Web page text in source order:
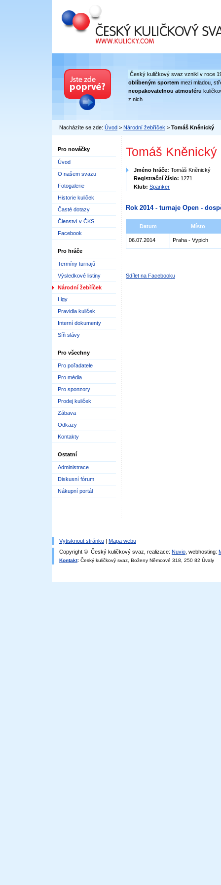
Český kuličkový svaz
Český kuličkový svaz vznikl v roce
oblíbeným sportem mezi mladou,
neopakovatelnou atmosféru
z nich.
Nacházíte se zde: Úvod > Národní žebříček > Tomáš Kněnický
Pro nováčky
Úvod
O našem svazu
Fotogalerie
Historie kuliček
Časté dotazy
Členství v ČKS
Facebook
Pro hráče
Termíny turnajů
Výsledkové listiny
Národní žebříček
Ligy
Pravidla kuliček
Interní dokumenty
Síň slávy
Pro všechny
Pro pořadatele
Pro média
Pro sponzory
Prodej kuliček
Zábava
Odkazy
Kontakty
Ostatní
Administrace
Diskusní fórum
Nákupní portál
Tomáš Kněnický
Jméno hráče: Tomáš Kněnický
Registrační číslo: 1271
Klub: Spanker
Rok 2014 - turnaje Open -
Datum Místo
06.07.2014 Praha - Vypich
Sdílet na Facebooku
Vytisknout stránku | Mapa webu
Copyright © Český kuličkový svaz, realizace: Nuvio , webhosting:
Kontakt: Český kuličkový svaz, Boženy Němcové 318, 250 82 Úvaly